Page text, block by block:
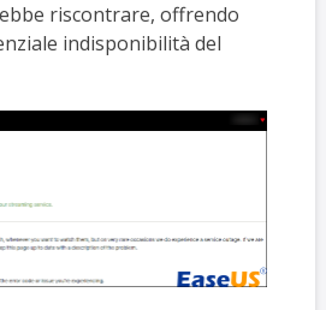
riscontrare, offrendo
indisponibilità del